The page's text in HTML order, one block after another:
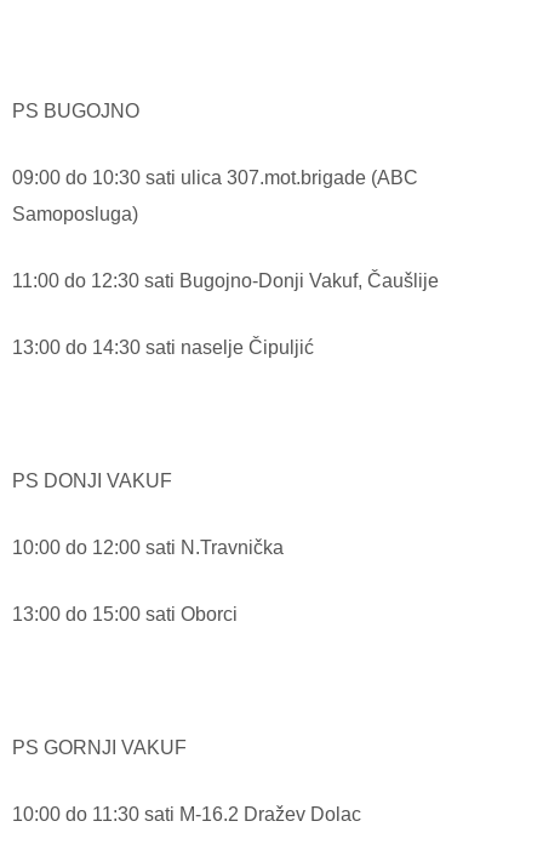
PS BUGOJNO
09:00 do 10:30 sati ulica 307.mot.brigade (ABC
Samoposluga)
11:00 do 12:30 sati Bugojno-Donji Vakuf, Čaušlije
13:00 do 14:30 sati naselje Čipuljić
PS DONJI VAKUF
10:00 do 12:00 sati N.Travnička
13:00 do 15:00 sati Oborci
PS GORNJI VAKUF
10:00 do 11:30 sati M-16.2 Dražev Dolac